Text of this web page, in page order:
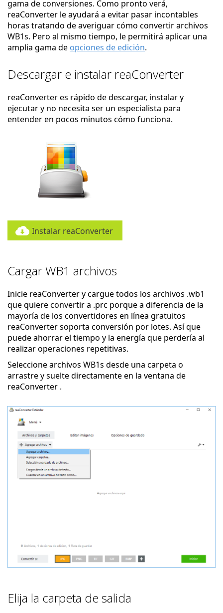
gama de conversiones. Como pronto verá,
reaConverter le ayudará a evitar pasar incontables
horas tratando de averiguar cómo convertir archivos
WB1s. Pero al mismo tiempo, le permitirá aplicar una
amplia gama de opciones de edición.
Descargar e instalar reaConverter
reaConverter es rápido de descargar, instalar y
ejecutar y no necesita ser un especialista para
entender en pocos minutos cómo funciona.
Instalar reaConverter
Cargar WB1 archivos
Inicie reaConverter y cargue todos los archivos .wb1
que quiere convertir a .prc porque a diferencia de la
mayoría de los convertidores en línea gratuitos
reaConverter soporta conversión por lotes. Así que
puede ahorrar el tiempo y la energía que perdería al
realizar operaciones repetitivas.
Seleccione archivos WB1s desde una carpeta o
arrastre y suelte directamente en la ventana de
reaConverter .
Elija la carpeta de salida